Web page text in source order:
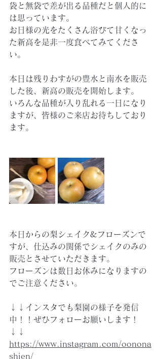
袋と無袋で差が出る品種だと個人的に
は思っています。
お日様の光をたくさん浴びて甘くなっ
た新高を是非一度食べてみてくださ
い。
本日は残りわすがの豊水と南水を販売
した後、新高の販売を開始します。
いろんな品種が入り乱れる一日になり
ますが、皆様のご来店お待ちしており
ます。
本日からの梨シェイク&フローズンで
すが、仕込みの関係でシェイクのみの
販売とさせていただきます。
フローズンは数日お休みになりますの
でご注意ください。
↓↓インスタでも梨園の様子を発信
中！！ぜひフォローお願いします！
↓↓
https://www.instagram.com/oonona
shien/